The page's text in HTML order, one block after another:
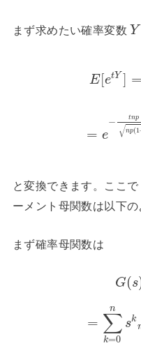
まず求めたい確率変数 Y
E[etY ] =
= e
− tnp
np(1
√
と変換できます。ここで
ーメント母関数は以下の
まず確率母関数は
G(s
= ∑
k=0
n
sk